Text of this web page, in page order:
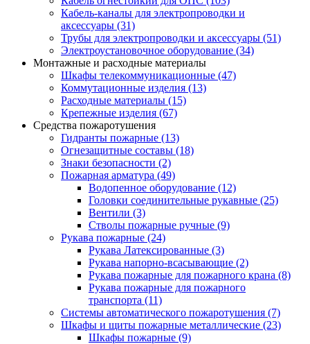
Кабель-каналы для электропроводки и
аксессуары (31)
Трубы для электропроводки и аксессуары (51)
Электроустановочное оборудование (34)
Монтажные и расходные материалы
Шкафы телекоммуникационные (47)
Коммутационные изделия (13)
Расходные материалы (15)
Крепежные изделия (67)
Средства пожаротушения
Гидранты пожарные (13)
Огнезащитные составы (18)
Знаки безопасности (2)
Пожарная арматура (49)
Водопенное оборудование (12)
Головки соединительные рукавные (25)
Вентили (3)
Стволы пожарные ручные (9)
Рукава пожарные (24)
Рукава Латексированные (3)
Рукава напорно-всасывающие (2)
Рукава пожарные для пожарного крана (8)
Рукава пожарные для пожарного
транспорта (11)
Системы автоматического пожаротушения (7)
Шкафы и щиты пожарные металлические (23)
Шкафы пожарные (9)